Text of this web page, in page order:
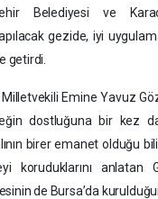
Belediyesi ve
gezide, iyi
getirdi.
Emine Yavuz
dostluğuna bir kez
birer emanet olduğu
koruduklarını anlatan
de Bursa’da